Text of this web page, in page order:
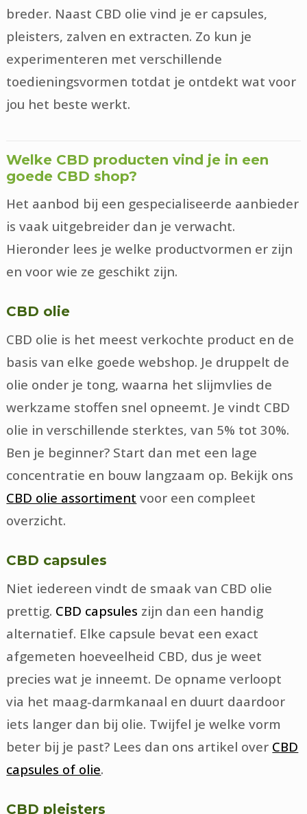
breder. Naast CBD olie vind je er capsules,
pleisters, zalven en extracten. Zo kun je
experimenteren met verschillende
toedieningsvormen totdat je ontdekt wat voor
jou het beste werkt.
Welke CBD producten vind je in een
goede CBD shop?
Het aanbod bij een gespecialiseerde aanbieder
is vaak uitgebreider dan je verwacht.
Hieronder lees je welke productvormen er zijn
en voor wie ze geschikt zijn.
CBD olie
CBD olie is het meest verkochte product en de
basis van elke goede webshop. Je druppelt de
olie onder je tong, waarna het slijmvlies de
werkzame stoffen snel opneemt. Je vindt CBD
olie in verschillende sterktes, van 5% tot 30%.
Ben je beginner? Start dan met een lage
concentratie en bouw langzaam op. Bekijk ons
CBD olie assortiment voor een compleet
overzicht.
CBD capsules
Niet iedereen vindt de smaak van CBD olie
prettig. CBD capsules zijn dan een handig
alternatief. Elke capsule bevat een exact
afgemeten hoeveelheid CBD, dus je weet
precies wat je inneemt. De opname verloopt
via het maag-darmkanaal en duurt daardoor
iets langer dan bij olie. Twijfel je welke vorm
beter bij je past? Lees dan ons artikel over CBD
capsules of olie.
CBD pleisters